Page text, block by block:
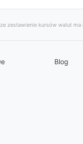
zestawienie kursów walut
Blog